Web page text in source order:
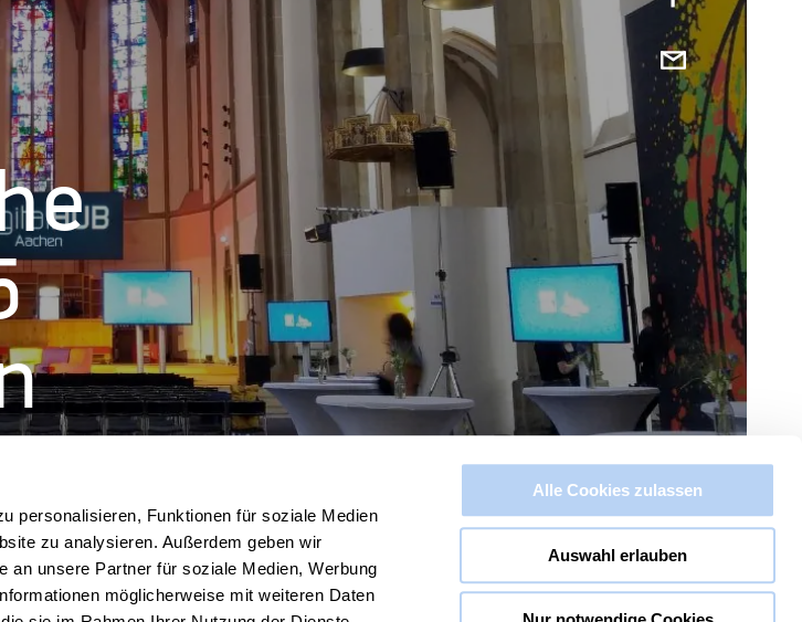
personalisieren, Funktionen für soziale Medien
zu analysieren. Außerdem geben wir
an unsere Partner für soziale Medien, Werbung
möglicherweise mit weiteren Daten
Alle Cookies zulassen
Auswahl erlauben